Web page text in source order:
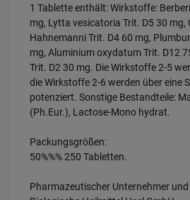
1 Tablette enthält: Wirkstoffe:
mg, Lytta vesicatoria Trit. D5 30 mg,
Hahnemanni Trit. D4 60 mg,
mg, Aluminium oxydatum Trit. D12
Trit. D2 30 mg. Die Wirkstoffe 2-5
die Wirkstoffe 2-6 werden über eine
potenziert. Sonstige Bestandteile:
(Ph.Eur.), Lactose-Mono hydrat.
Packungsgrößen:
50%%% 250 Tabletten.
Pharmazeutischer Unternehmer